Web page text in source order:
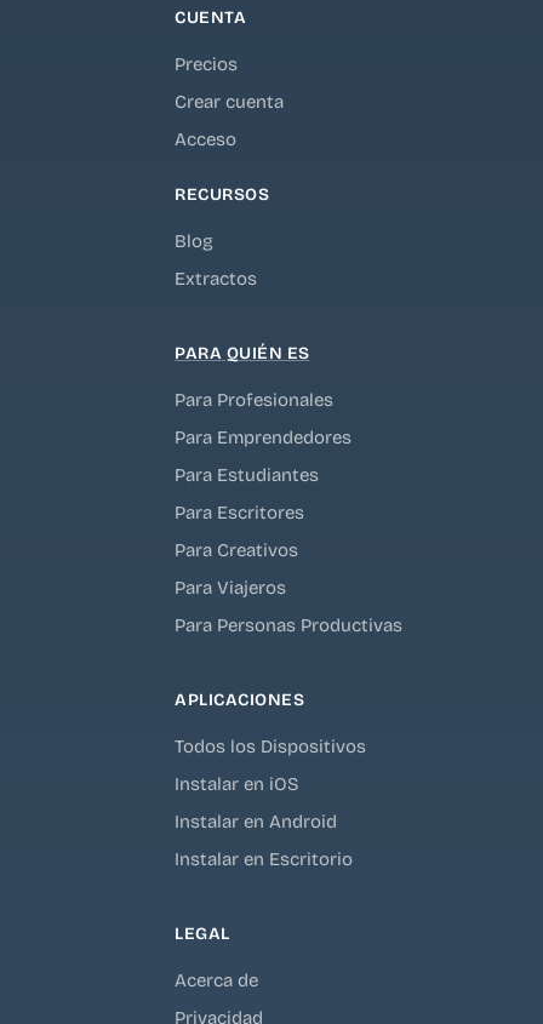
CUENTA
Precios
Crear cuenta
Acceso
RECURSOS
Blog
Extractos
PARA QUIÉN ES
Para Profesionales
Para Emprendedores
Para Estudiantes
Para Escritores
Para Creativos
Para Viajeros
Para Personas Productivas
APLICACIONES
Todos los Dispositivos
Instalar en iOS
Instalar en Android
Instalar en Escritorio
LEGAL
Acerca de
Privacidad